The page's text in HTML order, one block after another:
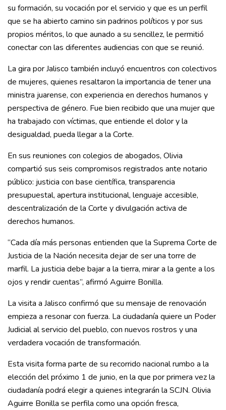
su formación, su vocación por el servicio y que es un perfil
que se ha abierto camino sin padrinos políticos y por sus
propios méritos, lo que aunado a su sencillez, le permitió
conectar con las diferentes audiencias con que se reunió.
La gira por Jalisco también incluyó encuentros con colectivos
de mujeres, quienes resaltaron la importancia de tener una
ministra juarense, con experiencia en derechos humanos y
perspectiva de género. Fue bien recibido que una mujer que
ha trabajado con víctimas, que entiende el dolor y la
desigualdad, pueda llegar a la Corte.
En sus reuniones con colegios de abogados, Olivia
compartió sus seis compromisos registrados ante notario
público: justicia con base científica, transparencia
presupuestal, apertura institucional, lenguaje accesible,
descentralización de la Corte y divulgación activa de
derechos humanos.
“Cada día más personas entienden que la Suprema Corte de
Justicia de la Nación necesita dejar de ser una torre de
marfil. La justicia debe bajar a la tierra, mirar a la gente a los
ojos y rendir cuentas”, afirmó Aguirre Bonilla.
La visita a Jalisco confirmó que su mensaje de renovación
empieza a resonar con fuerza. La ciudadanía quiere un Poder
Judicial al servicio del pueblo, con nuevos rostros y una
verdadera vocación de transformación.
Esta visita forma parte de su recorrido nacional rumbo a la
elección del próximo 1 de junio, en la que por primera vez la
ciudadanía podrá elegir a quienes integrarán la SCJN. Olivia
Aguirre Bonilla se perfila como una opción fresca,